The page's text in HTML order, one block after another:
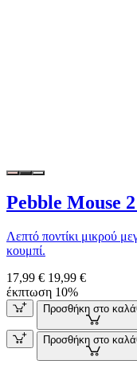
Pebble Mouse
Λεπτό ποντίκι μικρού
κουμπί.
17,99 € 19,99 €
έκπτωση 10%
Προσθήκη στο
Προσθήκη στο